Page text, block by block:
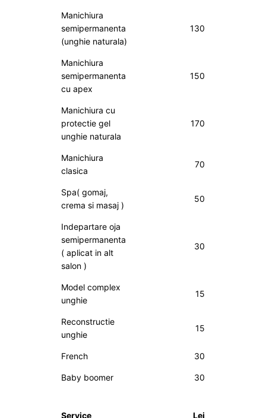
Manichiura
semipermanenta
(unghie naturala)
130
Manichiura
semipermanenta
cu apex
150
Manichiura cu
protectie gel
unghie naturala
170
Manichiura
clasica
70
Spa( gomaj,
crema si masaj )
50
Indepartare oja
semipermanenta
( aplicat in alt
salon )
30
Model complex
unghie
15
Reconstructie
unghie
15
French 30
Baby boomer 30
Service Lei